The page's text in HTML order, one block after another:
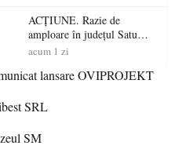
RTP?
ACȚIUNE. Razie de
amploare în județul Satu
Mare! Polițiștii au dat sute
șoferi fără permis într-o
acum 1 zi